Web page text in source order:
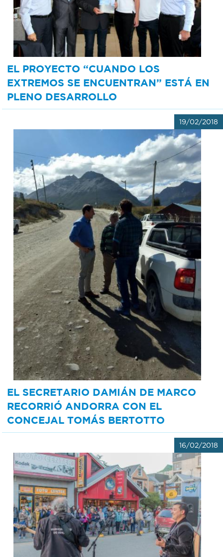
EL PROYECTO “CUANDO LOS
EXTREMOS SE ENCUENTRAN” ESTÁ EN
PLENO DESARROLLO
19/02/2018
EL SECRETARIO DAMIÁN DE MARCO
RECORRIÓ ANDORRA CON EL
CONCEJAL TOMÁS BERTOTTO
16/02/2018